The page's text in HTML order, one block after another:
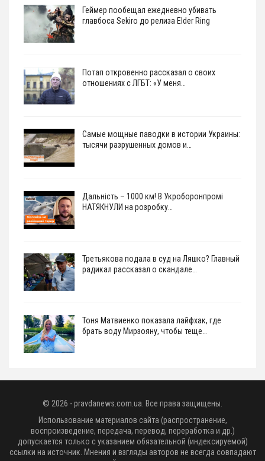
Геймер пообещал ежедневно убивать
главбоса Sekiro до релиза Elder Ring
Потап откровенно рассказал о своих
отношениях с ЛГБТ: «У меня…
Самые мощные паводки в истории Украины:
тысячи разрушенных домов и…
Дальність – 1000 км! В Укроборонпромі
НАТЯКНУЛИ на розробку…
Третьякова подала в суд на Ляшко? Главный
радикал рассказал о скандале…
Тоня Матвиенко показала лайфхак, где
брать воду Мирзояну, чтобы теще…
© 2026 - pravdanews.com.ua. Все права защищены.
Использование материалов сайта (распространение,
воспроизведение, передача, перевод, переработка и др.)
допускается только с указанием обязательной (индексируемой)
ссылки на источник. Мнения и взгляды авторов не всегда совпадают